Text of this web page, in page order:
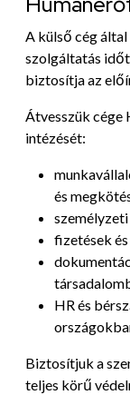
A külső cég
szolgáltatás
biztosítja az
Átvesszük cége
intézését:
és
fizetések
HR és
Biztosítjuk a
teljes körű